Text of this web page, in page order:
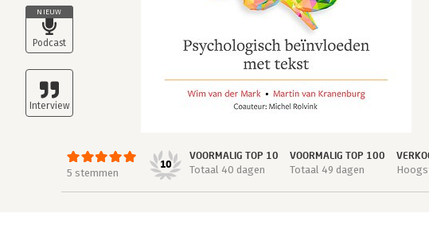
NIEUW
5 stemmen
10
VOORMALIG TOP 10
Totaal 40 dagen
VOORMALIG TOP 100
Totaal 49 dagen